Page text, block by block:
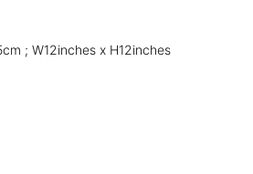
; W12inches x H12inches